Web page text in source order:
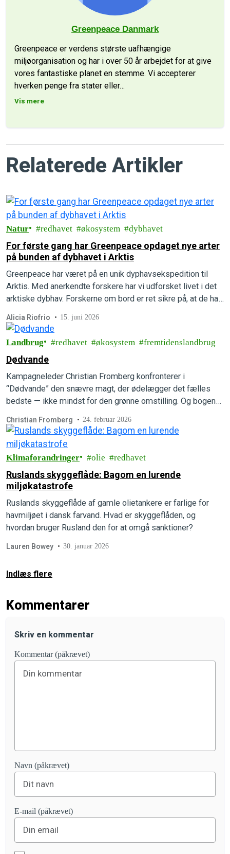
Greenpeace Danmark
Greenpeace er verdens største uafhængige
miljøorganisation og har i over 50 år arbejdet for at give
vores fantastiske planet en stemme. Vi accepterer
hverken penge fra stater eller…
Vis mere
Relaterede Artikler
Natur redhavet økosystem dybhavet
For første gang har Greenpeace opdaget nye arter
på bunden af dybhavet i Arktis
Greenpeace har været på en unik dyphavsekspedition til
Arktis. Med anerkendte forskere har vi udforsket livet i det
arktiske dybhav. Forskerne om bord er ret sikre på, at de har
Alicia Riofrio 15. juni 2026
Landbrug redhavet økosystem fremtidenslandbrug
Dødvande
Kampagneleder Christian Fromberg konfronterer i
“Dødvande” den snævre magt, der ødelægger det fælles
bedste — ikke mindst for den grønne omstilling. Og bogen
den højaktuelle bog.
Christian Fromberg 24. februar 2026
Klimaforandringer olie redhavet
Ruslands skyggeflåde: Bagom en lurende
miljøkatastrofe
Ruslands skyggeflåde af gamle olietankere er farlige for
havmiljøet i dansk farvand. Hvad er skyggeflåden, og
hvordan bruger Rusland den for at omgå sanktioner?
Lauren Bowey 30. januar 2026
Indlæs flere
Kommentarer
Skriv en kommentar
Kommentar (påkrævet)
Navn (påkrævet)
E-mail (påkrævet)